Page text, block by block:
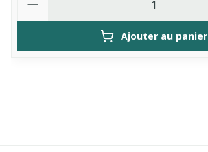
Ajouter au panier